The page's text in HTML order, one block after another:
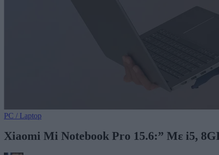
PC / Laptop
Xiaomi Mi Notebook Pro 15.6:” Με i5,